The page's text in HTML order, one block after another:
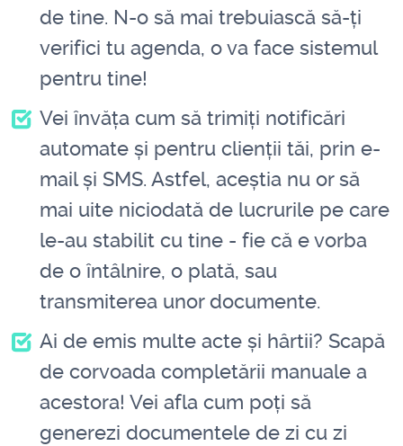
de tine. N-o să mai trebuiască să-ți
verifici tu agenda, o va face sistemul
pentru tine!
Vei învăța cum să trimiți notificări
automate și pentru clienții tăi, prin e-
mail și SMS. Astfel, aceștia nu or să
mai uite niciodată de lucrurile pe care
le-au stabilit cu tine - fie că e vorba
de o întâlnire, o plată, sau
transmiterea unor documente.
Ai de emis multe acte și hârtii? Scapă
de corvoada completării manuale a
acestora! Vei afla cum poți să
generezi documentele de zi cu zi